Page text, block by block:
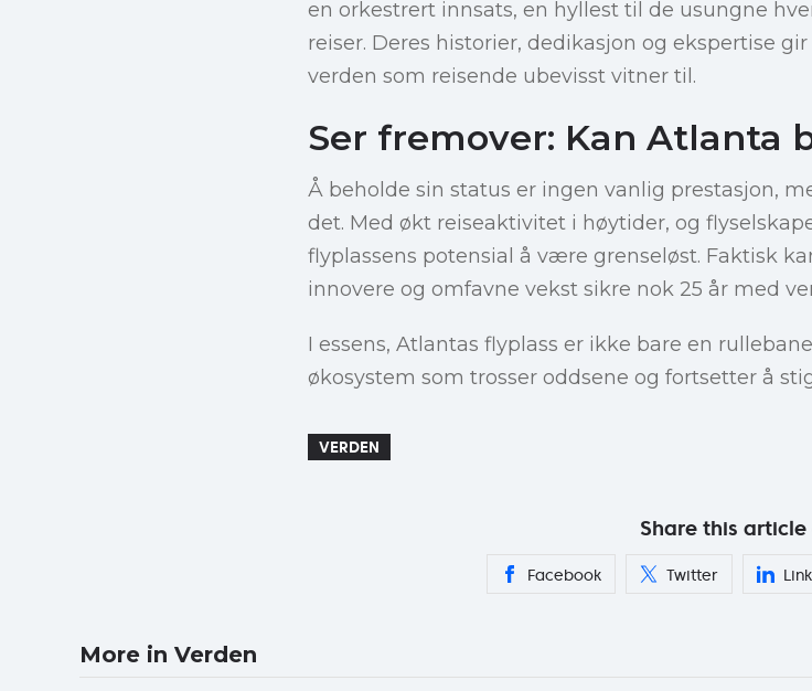
en orkestrert innsats, en hyllest til de usungne
reiser. Deres historier, dedikasjon og ekspertise
verden som reisende ubevisst vitner til.
Ser fremover: Kan Atlanta
Å beholde sin status er ingen vanlig prestasjon,
det. Med økt reiseaktivitet i høytider, og
flyplassens potensial å være grenseløst. Faktisk
innovere og omfavne vekst sikre nok 25 år med
I essens, Atlantas flyplass er ikke bare en
økosystem som trosser oddsene og fortsetter å
VERDEN
Share this article
Facebook Twitter
More in Verden